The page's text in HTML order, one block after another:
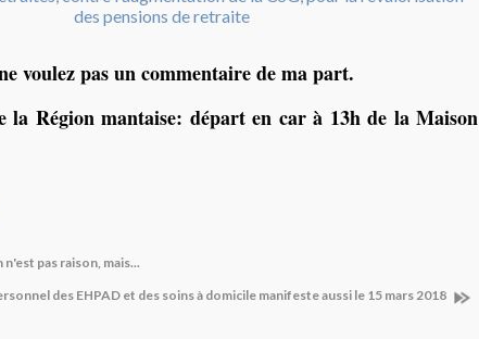
voulez pas un commentaire de ma part.
Région mantaise: départ en car à 13h de la Maison
pas raison, mais...
des EHPAD et des soins à domicile manifeste aussi le 15 mars 2018